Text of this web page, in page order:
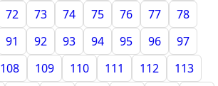
72 73 74 75 76 77
78
91 92 93 94 95 96
97
108 109 110 111 112
113